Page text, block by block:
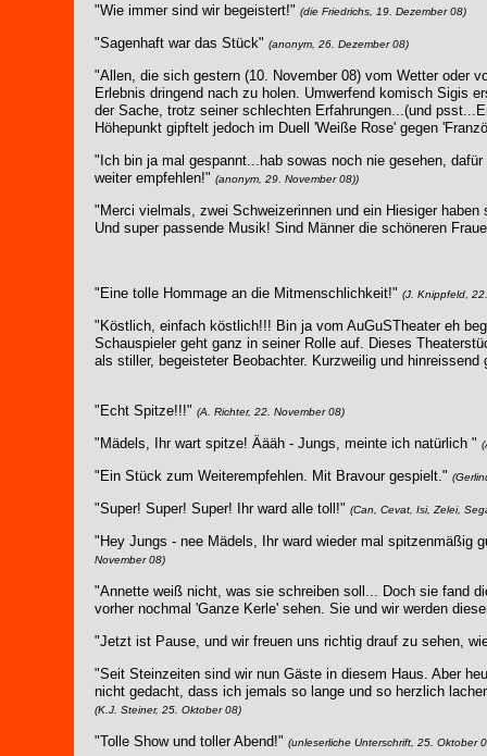
"Wie immer sind wir begeistert!" (die Friedrichs, 19. Dezember 08)
"Sagenhaft war das Stück" (anonym, 26. Dezember 08)
"Allen, die sich gestern (10. November 08) vom Wetter oder
Erlebnis dringend nach zu holen. Umwerfend komisch Sigis
der Sache, trotz seiner schlechten Erfahrungen...(und
Höhepunkt gipftelt jedoch im Duell 'Weiße Rose' gegen
"Ich bin ja mal gespannt...hab sowas noch nie gesehen,
weiter empfehlen!" (anonym, 29. November 08))
"Merci vielmals, zwei Schweizerinnen und ein Hiesiger
Und super passende Musik! Sind Männer die schöneren
"Eine tolle Hommage an die Mitmenschlichkeit!" (J. Knippfeld,
"Köstlich, einfach köstlich!!! Bin ja vom AuGuSTheater eh
Schauspieler geht ganz in seiner Rolle auf. Dieses
als stiller, begeisteter Beobachter. Kurzweilig und
"Echt Spitze!!!" (A. Richter, 22. November 08)
"Mädels, Ihr wart spitze! Äääh - Jungs, meinte ich natürlich "
"Ein Stück zum Weiterempfehlen. Mit Bravour gespielt."
"Super! Super! Super! Ihr ward alle toll!" (Can, Cevat, Isi, Zelei,
"Hey Jungs - nee Mädels, Ihr ward wieder mal spitzenmäßig
November 08)
"Annette weiß nicht, was sie schreiben soll... Doch sie fand
vorher nochmal 'Ganze Kerle' sehen. Sie und wir werden
"Jetzt ist Pause, und wir freuen uns richtig drauf zu sehen,
"Seit Steinzeiten sind wir nun Gäste in diesem Haus. Aber
nicht gedacht, dass ich jemals so lange und so herzlich
(K.J. Steiner, 25. Oktober 08)
"Tolle Show und toller Abend!" (unleserliche Unterschrift, 25. Oktober